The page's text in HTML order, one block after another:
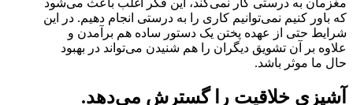
مغزمان به درستی کار نمی‌کند، این فکر اغلب باعث می‌شود
که باور کنیم نمی‌توانیم کاری را به درستی انجام دهیم. در این
شرایط حتی از عهده پختن یک دستور ساده هم برآمدن و
علاوه بر آن تشویق دیگران را هم شنیدن می‌تواند در بهبود
حال ما موثر باشد.
آشپزی خلاقیت را گسترش می‌دهد.